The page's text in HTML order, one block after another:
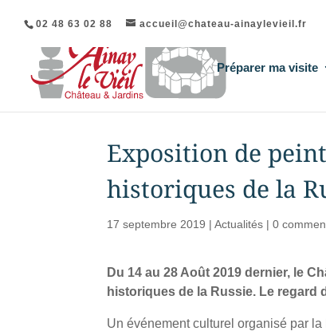
02 48 63 02 88 accueil@chateau-ainaylevieil.fr
Préparer ma visite
Exposition de
historiques de la
17 septembre 2019 |Actualités |0
Du 14 au 28 Août 2019 dernier, le
historiques de la Russie. Le regard
Un événement culturel organisé par